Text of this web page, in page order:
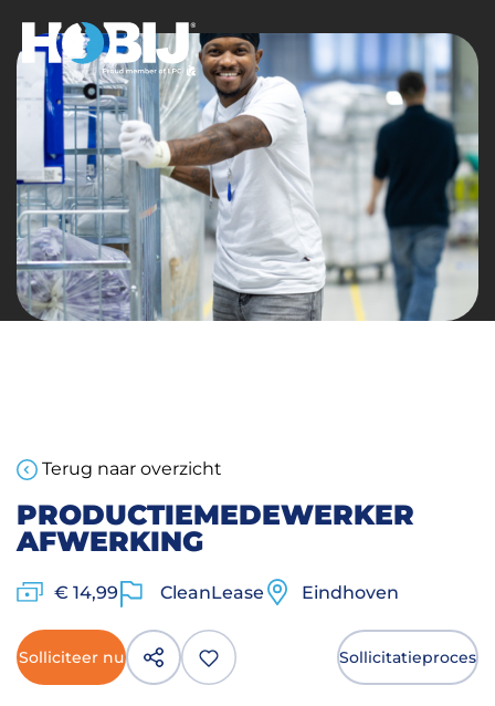
Terug naar overzicht
PRODUCTIEMEDEWERKER
AFWERKING
€ 14,99 CleanLease Eindhoven
Solliciteer nu Sollicitatieproces